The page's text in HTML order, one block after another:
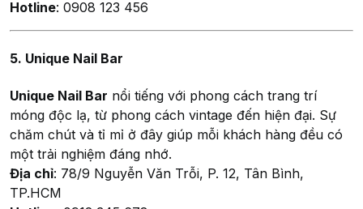
Hotline: 0908 123 456
5. Unique Nail Bar
Unique Nail Bar nổi tiếng với phong cách trang trí
móng độc lạ, từ phong cách vintage đến hiện đại. Sự
chăm chút và tỉ mỉ ở đây giúp mỗi khách hàng đều có
một trải nghiệm đáng nhớ.
Địa chỉ: 78/9 Nguyễn Văn Trỗi, P. 12, Tân Bình,
TP.HCM